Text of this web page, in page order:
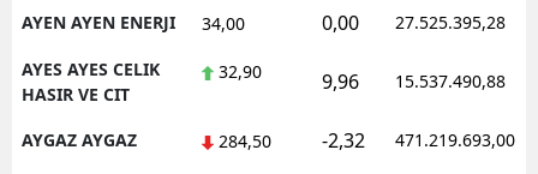
AYEN AYEN ENERJI 34,00 0,00 27.525.395,28
AYES AYES CELIK
HASIR VE CIT
32,90 9,96 15.537.490,88
AYGAZ AYGAZ 284,50 -2,32 471.219.693,00